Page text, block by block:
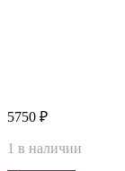
5750 ₽
1 в наличии